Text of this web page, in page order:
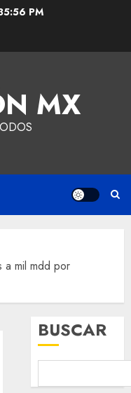
PM
MX
a mil mdd por
BUSCAR